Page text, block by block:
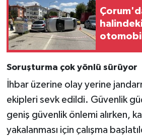
Soruşturma çok yönlü sürüyor
İhbar üzerine olay yerine
ekipleri sevk edildi. Güvenlik
geniş güvenlik önlemi alırken,
yakalanması için çalışma